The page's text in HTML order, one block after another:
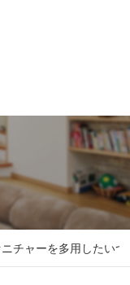
チャーを多用したい